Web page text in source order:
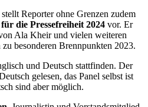
Reporter ohne Grenzen zudem
die Pressefreiheit 2024 vor. Er
Ala Kheir und vielen weiteren
besonderen Brennpunkten 2023.
und Deutsch stattfinden. Der
gelesen, das Panel selbst ist
sind aber möglich.